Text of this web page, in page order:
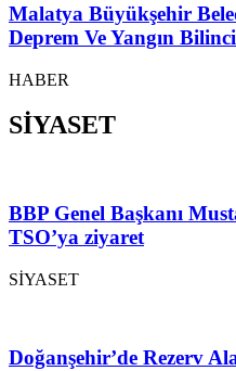
Malatya Büyükşehir
Deprem Ve Yangın
HABER
SİYASET
BBP Genel Başkanı
TSO’ya ziyaret
SİYASET
Doğanşehir’de Rezerv